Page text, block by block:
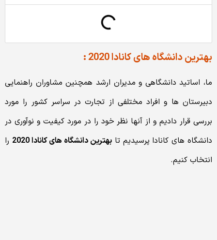
بهترین دانشگاه های کانادا 2020 :
ما، اساتید دانشگاهی و مدیران ارشد همچنین مشاوران راهنمایی
دبیرستان ها و افراد مختلفی از تجارت در سراسر کشور را مورد
بررسی قرار دادیم و از آنها نظر خود را در مورد کیفیت و نوآوری در
دانشگاه های کانادا پرسیدیم تا بهترین دانشگاه های کانادا 2020
را
انتخاب کنیم.